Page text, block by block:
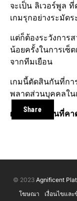
Share
จะเป็น ลิเวอร์พูล​
เกมรุกอย่างระมัด
แต่ก็ต้องระวังการ
น้อยครั้งในการเซ็
จากทีมเยือน
เกมนี้ตัดสินกันที่กา
พลาดส่วนบุคคล​ใน
ผลการแข่งขัน​ที่คา
© 2023 Agnificent
โฆษณา เงื่อนไขแล